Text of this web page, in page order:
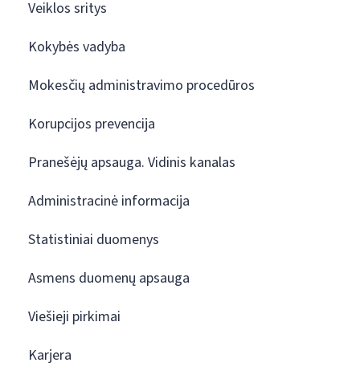
Veiklos sritys
Kokybės vadyba
Mokesčių administravimo procedūros
Korupcijos prevencija
Pranešėjų apsauga. Vidinis kanalas
Administracinė informacija
Statistiniai duomenys
Asmens duomenų apsauga
Viešieji pirkimai
Karjera